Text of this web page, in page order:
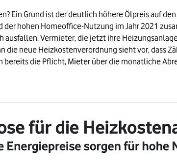
Ein Grund ist der deutlich höhere Ölpreis auf
hohen Homeoffice-Nutzung im Jahr 2021
Vermieter, die jetzt ihre
neue Heizkostenverordnung sieht vor, dass
bereits die Pflicht, Mieter über die monatliche